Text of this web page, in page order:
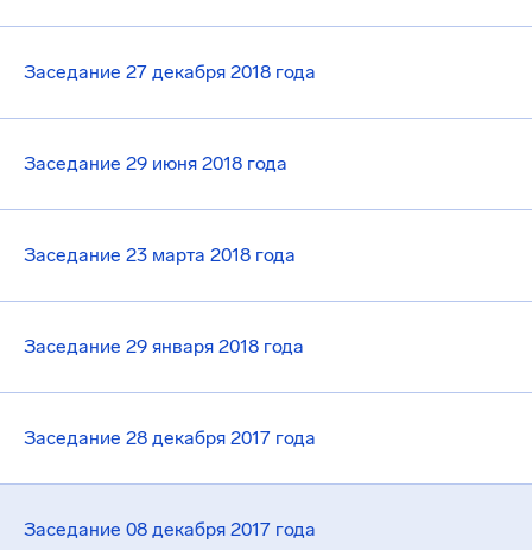
Заседание 27 декабря 2018 года
Заседание 29 июня 2018 года
Заседание 23 марта 2018 года
Заседание 29 января 2018 года
Заседание 28 декабря 2017 года
Заседание 08 декабря 2017 года